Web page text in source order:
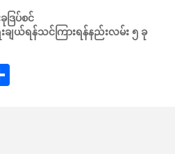
ဒြပ်စင်
ချယ်ရန်သင်ကြားရန်နည်းလမ်း ၅ ခု